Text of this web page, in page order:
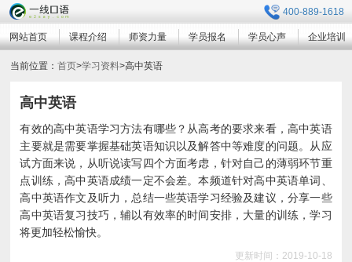
400-889-1618
网站首页 课程介绍 师资力量 学员报名 学员心声 企业培训
当前位置：首页>学习资料>高中英语
高中英语
有效的高中英语学习方法有哪些？从高考的要求来看，高中英语
主要就是需要掌握基础英语知识以及解答中等难度的问题。从应
试方面来说，从听说读写四个方面考虑，针对自己的薄弱环节重
点训练，高中英语成绩一定不会差。本频道针对高中英语单词、
高中英语作文及听力，总结一些英语学习经验及建议，分享一些
高中英语复习技巧，辅以有效率的时间安排，大量的训练，学习
将更加轻松愉快。
更新时间：2019-10-18